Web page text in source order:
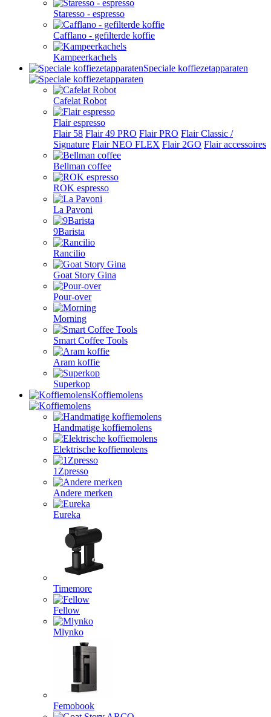
Staresso - espresso
Cafflano - gefilterde koffie
Kampeerkachels
Speciale koffiezetapparaten
Cafelat Robot
Flair espresso
Flair 58 Flair 49 PRO Flair PRO Flair Classic /
Signature Flair NEO FLEX Flair 2GO Flair accessoires
Bellman coffee
ROK espresso
La Pavoni
9Barista
Rancilio
Goat Story Gina
Pour-over
Morning
Smart Coffee Tools
Aram koffie
Superkop
Koffiemolens
Handmatige koffiemolens
Elektrische koffiemolens
1Zpresso
Andere merken
Eureka
Timemore
Fellow
Mlynko
Femobook